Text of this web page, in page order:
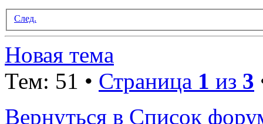
След.
Новая тема
Тем: 51 • Страница 1 из 3
Вернуться в Список